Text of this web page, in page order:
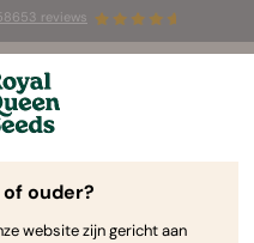
reviews
50% korting
⏤
door Royal Queen Seeds
of ouder?
website zijn gericht aan